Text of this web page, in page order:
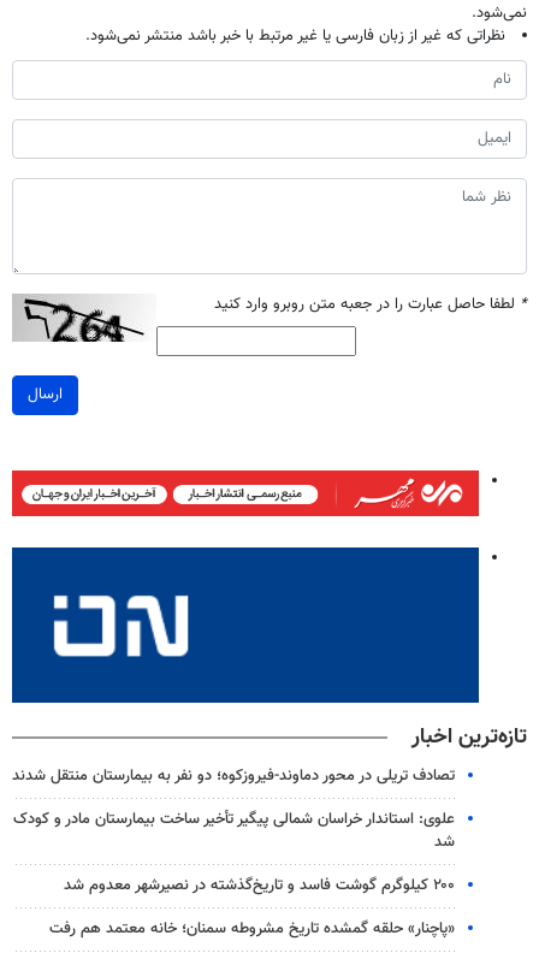
نمی‌شود.
نظراتی که غیر از زبان فارسی یا غیر مرتبط با خبر باشد منتشر نمی‌شود.
* لطفا حاصل عبارت را در جعبه متن روبرو وارد کنید
ارسال
تازه‌ترین اخبار
تصادف تریلی در محور دماوند-فیروزکوه؛ دو نفر به بیمارستان منتقل شدند
علوی: استاندار خراسان شمالی پیگیر تأخیر ساخت بیمارستان مادر و کودک
شد
۲۰۰ کیلوگرم گوشت فاسد و تاریخ‌گذشته در نصیرشهر معدوم شد
«پاچنار» حلقه گمشده تاریخ مشروطه سمنان؛ خانه معتمد هم رفت